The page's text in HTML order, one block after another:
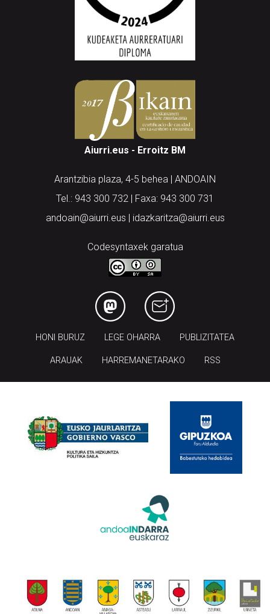
Aiurri.eus - Erroitz BM
Arantzibia plaza, 4-5 behea | ANDOAIN
Tel.: 943 300 732 | Faxa: 943 300 731
andoain@aiurri.eus | idazkaritza@aiurri.eus
Codesyntaxek garatua
HONI BURUZ LEGE OHARRA PUBLIZITATEA
ARAUAK HARREMANETARAKO RSS